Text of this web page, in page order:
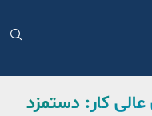
کار: دستمزد